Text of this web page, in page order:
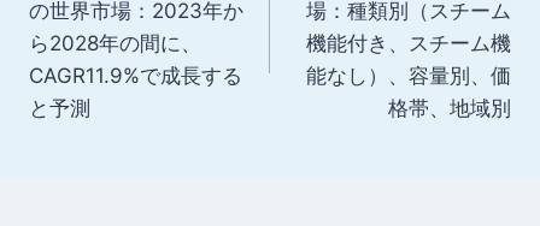
ナ
ビ
の世界市場：2023年か
ら2028年の間に、
CAGR11.9%で成長する
と予測
場：種類別（スチーム
機能付き、スチーム機
能なし）、容量別、価
格帯、地域別